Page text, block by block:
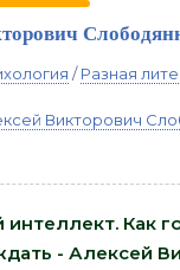
/Разная
Викторович
интеллект. Как
- Алексей